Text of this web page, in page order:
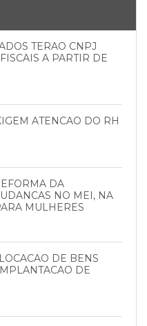
TERAO CNPJ
A PARTIR DE
ATENCAO DO RH
DA
NO MEI, NA
MULHERES
DE BENS
DE